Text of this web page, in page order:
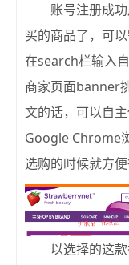
账号注册成
买的商品了，可
在search栏输入
商家页面banner
文的话，可以自
Google Chrome
选购的时候就方
以选择的这